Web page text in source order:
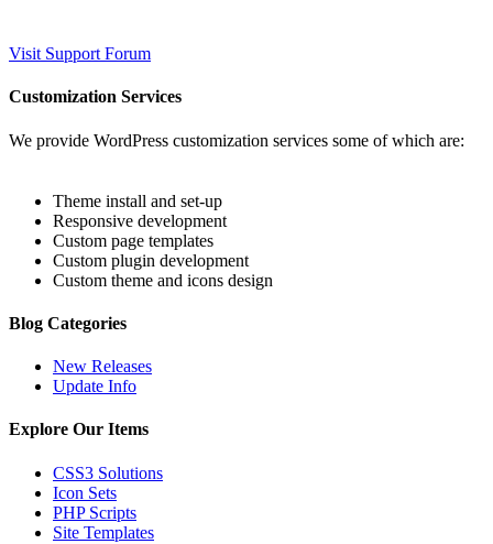
Visit Support Forum
Customization Services
We provide WordPress customization services some of which are:
Theme install and set-up
Responsive development
Custom page templates
Custom plugin development
Custom theme and icons design
Blog Categories
New Releases
Update Info
Explore Our Items
CSS3 Solutions
Icon Sets
PHP Scripts
Site Templates